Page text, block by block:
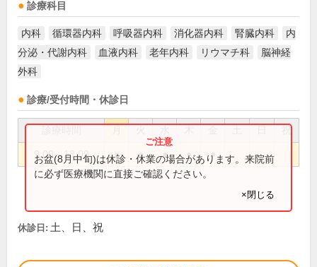
診療科目
内科 循環器内科 呼吸器内科 消化器内科 腎臓内科
内
分泌・代謝内科
血液内科 老年内科 リウマチ科
脳神経
外科
診療/受付時間・休診日
祝
9:00～18:00 ● ● ● ● ●
お盆(8月中旬)は休診・休業の場合があります。来院前
に必ず医療機関に直接ご確認ください。
×閉じる
休診日: 土、日、祝